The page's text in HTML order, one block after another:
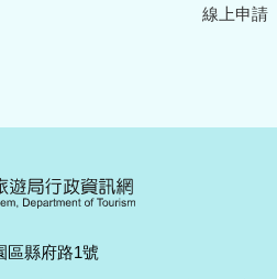
線上申請
區縣府路1號